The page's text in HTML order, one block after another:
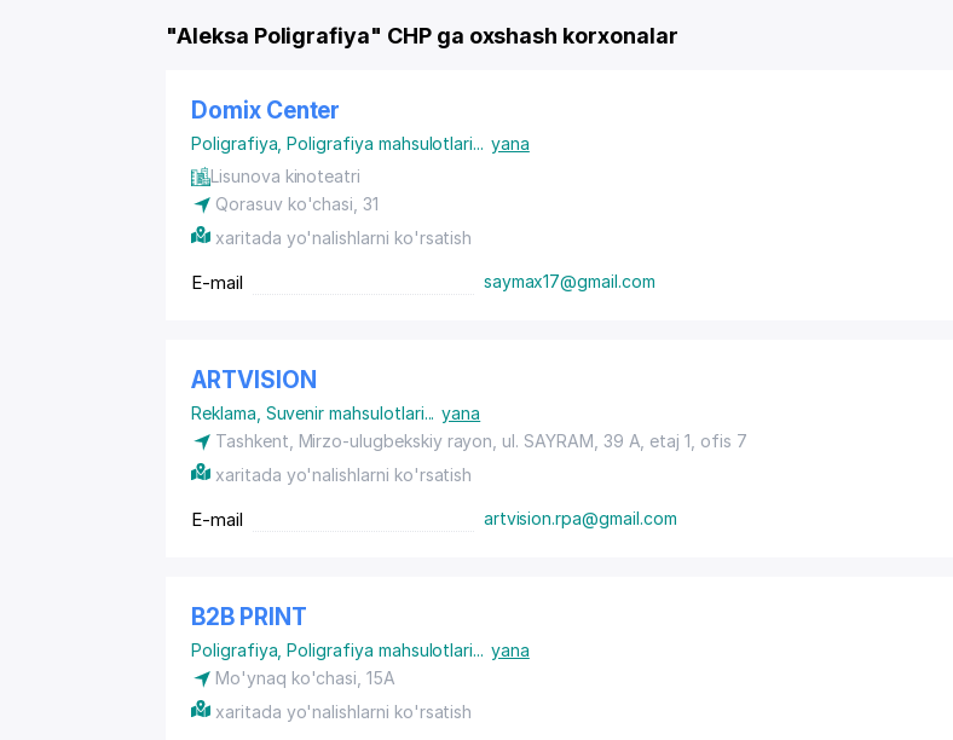
"Aleksa Poligrafiya" CHP ga oxshash korxonalar
Domix Center
Poligrafiya ,Poligrafiya mahsulotlari... yana
Lisunova kinoteatri
Qorasuv ko'chasi, 31
xaritada yo'nalishlarni ko'rsatish
E-mail saymax17@gmail.com
ARTVISION
Reklama Suvenir mahsulotlari... yana
Tashkent, Mirzo-ulugbekskiy rayon , ul. SAYRAM, 39 A, etaj 1, ofis 7
xaritada yo'nalishlarni ko'rsatish
E-mail artvision.rpa@gmail.com
B2B PRINT
Poligrafiya ,Poligrafiya mahsulotlari... yana
Mo'ynaq ko'chasi, 15A
xaritada yo'nalishlarni ko'rsatish